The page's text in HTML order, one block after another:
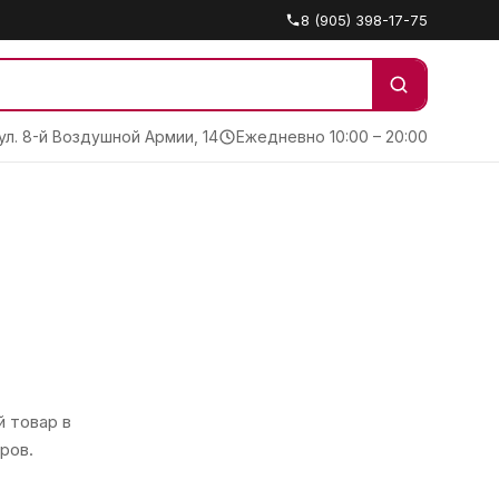
8 (905) 398-17-75
8-й Воздушной Армии, 14 Ежедневно 10:00 – 20:00
товар в